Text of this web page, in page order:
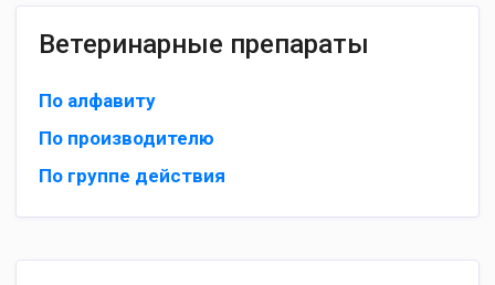
Ветеринарные препараты
По алфавиту
По производителю
По группе действия